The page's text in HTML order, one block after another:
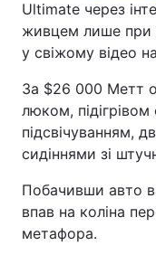
Ultimate через
живцем лише при
у свіжому відео на
За $26 000 Метт
люком,
підсвічуванням,
сидіннями зі
Побачивши авто
впав на коліна
метафора.